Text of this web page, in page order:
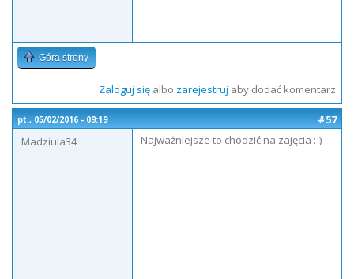
Góra strony
Zaloguj sięalbo zarejestruj aby dodać komentarz
pt., 05/02/2016 - 09:19
#57
Madziula34
Najważniejsze to chodzić na zajęcia :-)